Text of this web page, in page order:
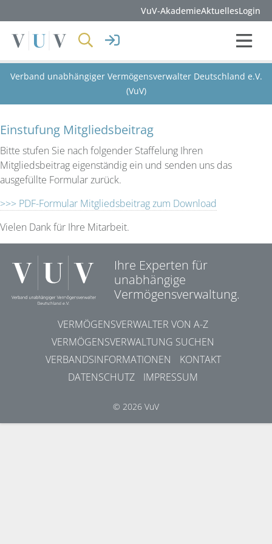
VuV-AkademieAktuellesLogin
Verband unabhängiger Vermögensverwalter Deutschland e.V.
(VuV)
Einstufung Mitgliedsbeitrag
Bitte stufen Sie nach folgender Staffelung Ihren
Mitgliedsbeitrag eigenständig ein und senden uns das
ausgefüllte Formular zurück.
>>> PDF-Formular Mitgliedsbeitrag zum Download
Vielen Dank für Ihre Mitarbeit.
Ihre Experten für
unabhängige
Vermögensverwaltung.
VERMÖGENSVERWALTER VON A-Z
VERMÖGENSVERWALTUNG SUCHEN
VERBANDSINFORMATIONEN
KONTAKT
DATENSCHUTZ
IMPRESSUM
© 2026 VuV